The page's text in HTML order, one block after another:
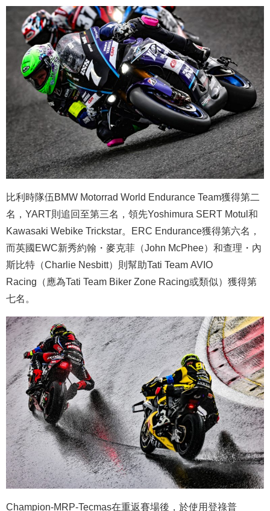
比利時隊伍BMW Motorrad World Endurance Team獲得第二
名，YART則追回至第三名，領先Yoshimura SERT Motul和
Kawasaki Webike Trickstar。ERC Endurance獲得第六名，
而英國EWC新秀約翰・麥克菲（John McPhee）和查理・內
斯比特（Charlie Nesbitt）則幫助Tati Team AVIO
Racing（應為Tati Team Biker Zone Racing或類似）獲得第
七名。
Champion-MRP-Tecmas在重返賽場後，於使用登祿普